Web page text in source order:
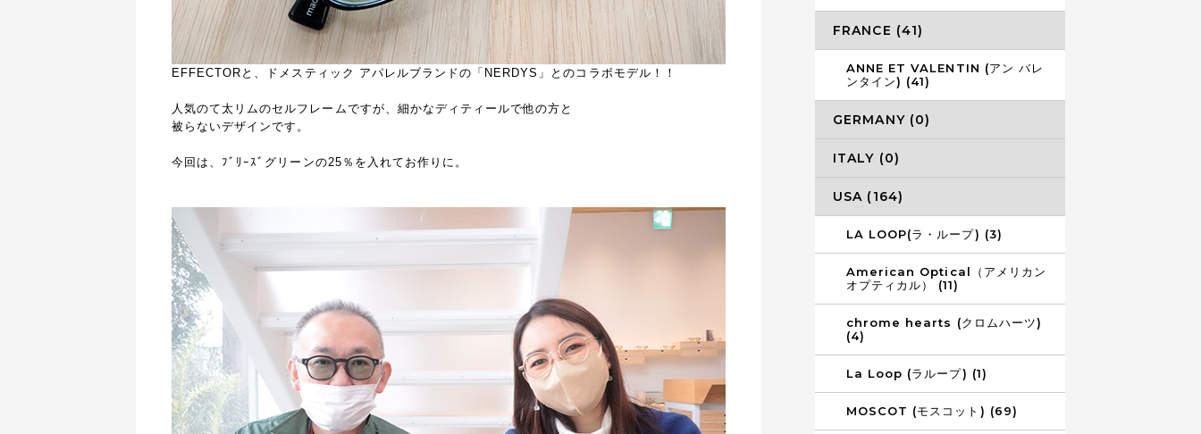
EFFECTORと、ドメスティック アパレルブランドの「NERDYS」とのコラボモデル！！
人気のて太リムのセルフレームですが、細かなディティールで他の方と
被らないデザインです。
今回は、ﾌﾞﾘｰｽﾞグリーンの25％を入れてお作りに。
FRANCE (41)
ANNE ET VALENTIN (アン バレ
ンタイン) (41)
GERMANY (0)
ITALY (0)
USA (164)
LA LOOP(ラ・ループ) (3)
American Optical（アメリカン
オプティカル） (11)
chrome hearts (クロムハーツ)
(4)
La Loop (ラループ) (1)
MOSCOT (モスコット) (69)